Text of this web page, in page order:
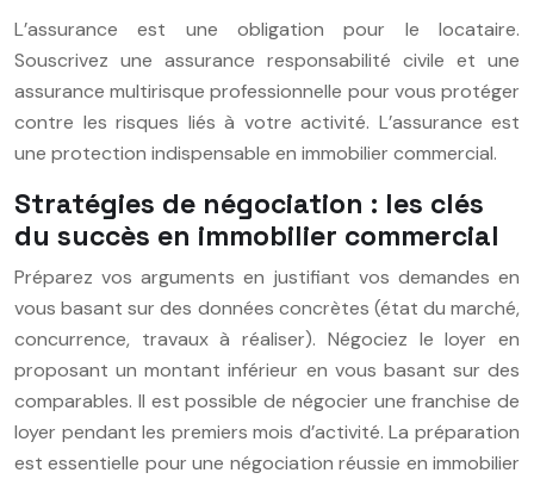
L’assurance est une obligation pour le locataire.
Souscrivez une assurance responsabilité civile et une
assurance multirisque professionnelle pour vous protéger
contre les risques liés à votre activité. L’assurance est
une protection indispensable en immobilier commercial.
Stratégies de négociation : les clés
du succès en immobilier commercial
Préparez vos arguments en justifiant vos demandes en
vous basant sur des données concrètes (état du marché,
concurrence, travaux à réaliser). Négociez le loyer en
proposant un montant inférieur en vous basant sur des
comparables. Il est possible de négocier une franchise de
loyer pendant les premiers mois d’activité. La préparation
est essentielle pour une négociation réussie en immobilier